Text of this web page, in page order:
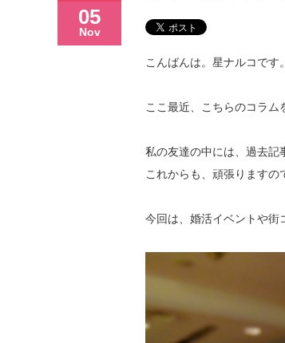
05
Nov
こんばんは。星ナルコです。
ここ最近、こちらのコラム
私の友達の中には、過去記
これからも、頑張りますの
今回は、婚活イベントや街